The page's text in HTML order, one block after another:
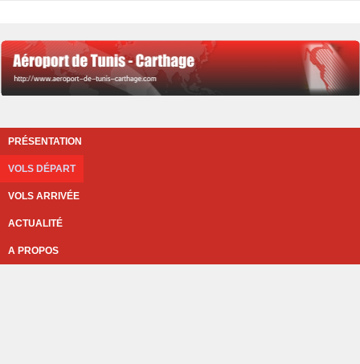
PRÉSENTATION
VOLS DÉPART
VOLS ARRIVÉE
ACTUALITÉ
A PROPOS